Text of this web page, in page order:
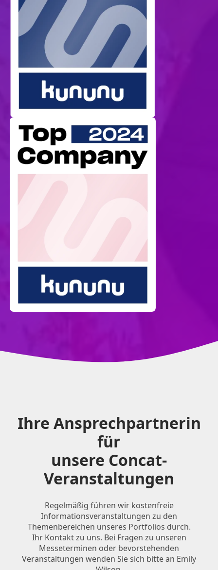
Ihre Ansprechpartnerin
für
unsere Concat-
Veranstaltungen
Regelmäßig führen wir kostenfreie
Informationsveranstaltungen zu den
Themenbereichen unseres Portfolios durch.
Ihr Kontakt zu uns. Bei Fragen zu unseren
Messeterminen oder bevorstehenden
Veranstaltungen wenden Sie sich bitte an Emily